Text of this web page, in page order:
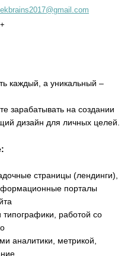
каждый, а уникальный –
зарабатывать на создании
дизайн для личных целей.
страницы (лендинги),
порталы
типографики, работой со
аналитики, метрикой,